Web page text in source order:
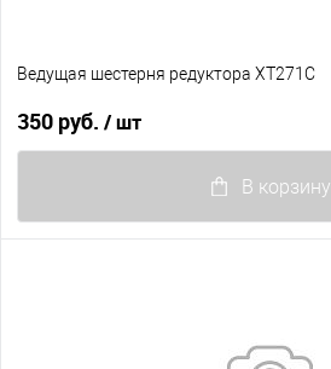
Ведущая шестерня редуктора XT271C
350 руб. / шт
В корзину